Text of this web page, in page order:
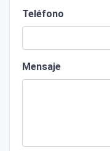
Teléfono
Mensaje